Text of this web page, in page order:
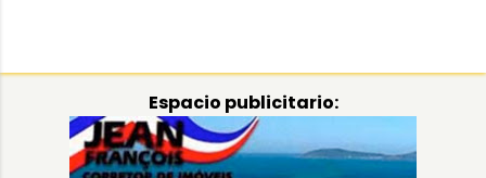
Espacio publicitario: